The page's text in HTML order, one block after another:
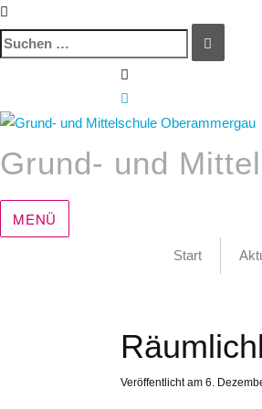
Suchen
nach:
SUCHEN
springen
Grund- und
MENÜ
Start
Veröffentlicht am 6.